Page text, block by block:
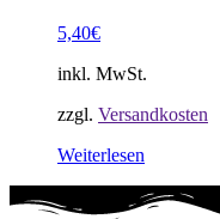
5,40€
inkl. MwSt.
zzgl. Versandkosten
Weiterlesen